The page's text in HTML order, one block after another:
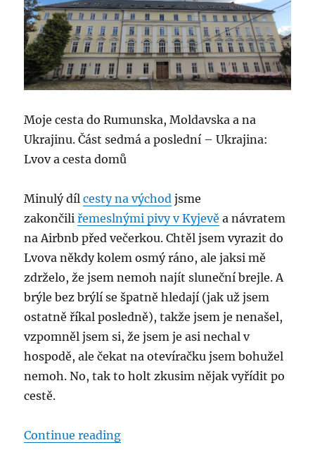
Moje cesta do Rumunska, Moldavska a na
Ukrajinu. Část sedmá a poslední – Ukrajina:
Lvov a cesta domů
Minulý dílcesty na východ jsme
zakončiliřemeslnými pivy v Kyjevě a návratem
na Airbnb před večerkou. Chtěl jsem vyrazit do
Lvova někdy kolem osmý ráno, ale jaksi mě
zdrželo, že jsem nemoh najít sluneční brejle. A
brýle bez brýlí se špatně hledají (jak už jsem
ostatně říkal posledně), takže jsem je nenašel,
vzpomněl jsem si, že jsem je asi nechal v
hospodě, ale čekat na otevíračku jsem bohužel
nemoh. No, tak to holt zkusim nějak vyřídit po
cestě.
Continue reading“Go East! Ukrajina: Lvov”